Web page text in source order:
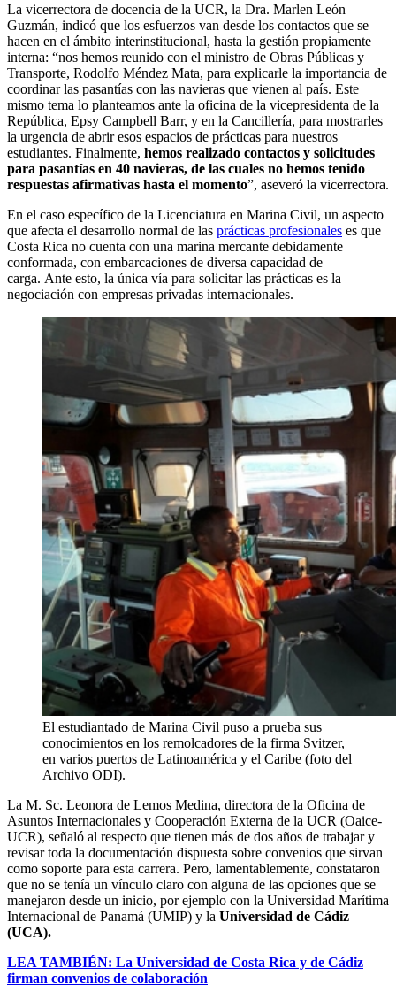
La vicerrectora de docencia de la UCR, la Dra. Marlen León
Guzmán, indicó que los esfuerzos van desde los contactos que se
hacen en el ámbito interinstitucional, hasta la gestión propiamente
interna: “nos hemos reunido con el ministro de Obras Públicas y
Transporte, Rodolfo Méndez Mata, para explicarle la importancia de
coordinar las pasantías con las navieras que vienen al país. Este
mismo tema lo planteamos ante la oficina de la vicepresidenta de la
República, Epsy Campbell Barr, y en la Cancillería, para mostrarles
la urgencia de abrir esos espacios de prácticas para nuestros
estudiantes. Finalmente, hemos realizado contactos y solicitudes
para pasantías en 40 navieras, de las cuales no hemos tenido
respuestas afirmativas hasta el momento”, aseveró la vicerrectora.
En el caso específico de la Licenciatura en Marina Civil, un aspecto
que afecta el desarrollo normal de las prácticas profesionales es que
Costa Rica no cuenta con una marina mercante debidamente
conformada, con embarcaciones de diversa capacidad de
carga. Ante esto, la única vía para solicitar las prácticas es la
negociación con empresas privadas internacionales.
El estudiantado de Marina Civil puso a prueba sus
conocimientos en los remolcadores de la firma Svitzer,
en varios puertos de Latinoamérica y el Caribe (foto del
Archivo ODI).
La M. Sc. Leonora de Lemos Medina, directora de la Oficina de
Asuntos Internacionales y Cooperación Externa de la UCR (Oaice-
UCR), señaló al respecto que tienen más de dos años de trabajar y
revisar toda la documentación dispuesta sobre convenios que sirvan
como soporte para esta carrera. Pero, lamentablemente, constataron
que no se tenía un vínculo claro con alguna de las opciones que se
manejaron desde un inicio, por ejemplo con la Universidad Marítima
Internacional de Panamá (UMIP) y la Universidad de Cádiz
(UCA).
LEA TAMBIÉN: La Universidad de Costa Rica y de Cádiz
firman convenios de colaboración